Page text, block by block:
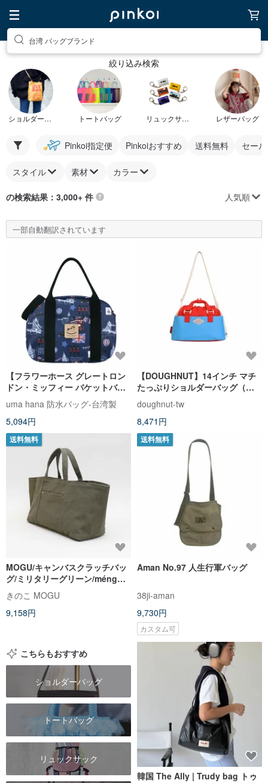
台湾 バッグブランド
絞り込み検索
ショルダーバッグ トートバッグ リュックサック レザーバッグ
Pinkoi指定便 Pinkoiおすすめ 送料無料 セー
スタイル 素材 カラー
の検索結果：3,000+ 件 人気順
一部自動翻訳されています
【フラワーホース グレートロン
ドン・ミッフィー バケットバッ
グ】台湾製 多仕切り 斜め背 携帯
両用 防水バッグ
uma hana 防水バッグ-台湾製
5,094円
【DOUGHNUT】14インチ マチ
たっぷりショルダーバッグ（餃
子バッグ）-トマトxスカイブルー
MNS
doughnut-tw
8,471円
送料無料
MOGU/キャンバスクラッチバッ
グ/ミリタリーグリーン/méng阿
きのこ MOGU
9,158円
送料無料
Aman No.97 人生行軍バッグ
38ji-aman
9,730円
カスタム可
こちらもおすすめ
ショルダーバッグ
トートバッグ
リュックサック
韓国 The Ally | Trudy bag トゥ